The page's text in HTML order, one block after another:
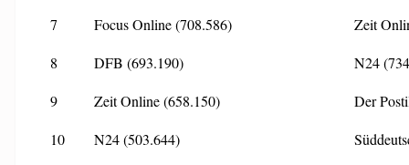
7
Focus Online (708.586)
Zeit
8
DFB (693.190)
N24
9
Zeit Online (658.150)
Der
10
N24 (503.644)